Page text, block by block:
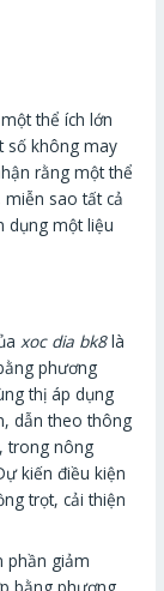
thể ích lớn
số không may
rằng một thể
sao tất cả
dụng một liệu
xoc dia bk8là
phương
thị áp dụng
dẫn theo thông
trong nông
kiến điều kiện
trọt, cải thiện
giảm
bằng phương